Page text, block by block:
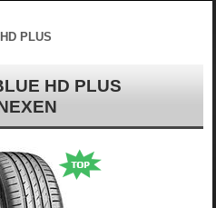
PLUS
HD PLUS